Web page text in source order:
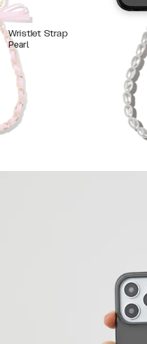
Wristlet Strap
Pearl